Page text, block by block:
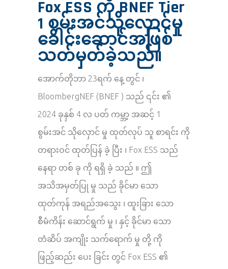
Fox ESS ကို BNEF Tier
1 စွမ်းအင်သိုလှောင်မှု
ခေါင်းဆောင်အဖြစ်
သတ်မှတ်ခဲ့သည်။
အောက်တိုဘာ 23ရက် နေ့ တွင် ၊
BloombergNEF (BNEF ) သည် ၎င်း ၏
2024 ခုနှစ် 4 လ ပတ် ကမ္ဘာ့ အဆင့် 1
စွမ်းအင် သိုလှောင် မှု ထုတ်လုပ် သူ စာရင်း ကို
တရားဝင် ထုတ်ပြန် ခဲ့ ပြီး ၊ Fox ESS သည်
နေရာ တစ် ခု ကို ရရှိ ခဲ့ သည် ။ ဤ
အသိအမှတ်ပြု မှု သည် ခိုင်မာ သော
ထုတ်ကုန် အရည်အသွေး ၊ ထူးခြား သော
စီမံကိန်း ဆောင်ရွက် မှု ၊ နှင့် ခိုင်မာ သော
တံဆိပ် အကျိုး သက်ရောက် မှု တို့ ကို
ဖြည့်ဆည်း ပေး ခြင်း တွင် Fox ESS ၏